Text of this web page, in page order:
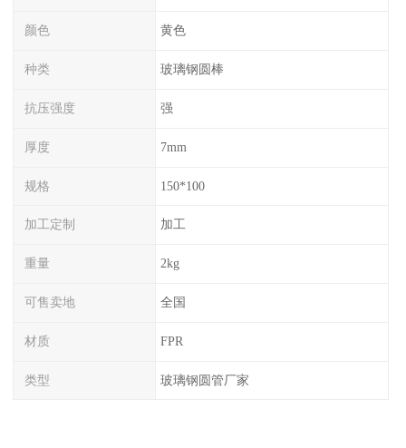
颜色 黄色
种类 玻璃钢圆棒
抗压强度 强
厚度 7mm
规格 150*100
加工定制 加工
重量 2kg
可售卖地 全国
材质 FPR
类型 玻璃钢圆管厂家